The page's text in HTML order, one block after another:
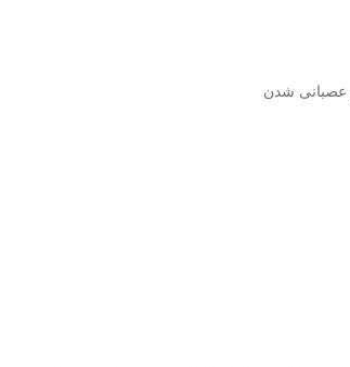
عصبانی شدن